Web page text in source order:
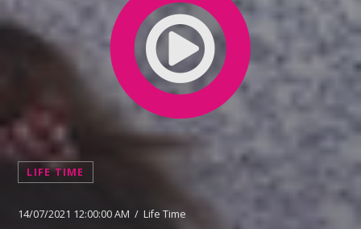
LIFE TIME
14/07/2021 12:00:00 AM / Life Time